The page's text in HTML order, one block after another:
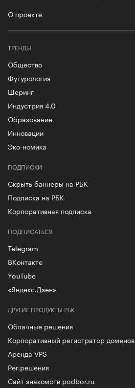
О проекте
ТРЕНДЫ
Общество
Футурология
Шеринг
Индустрия 4.0
Образование
Инновации
Эко-номика
ПОДПИСКИ
Скрыть баннеры на РБК
Подписка на РБК
Корпоративная подписка
ДРУГИЕ ПРОДУКТЫ РБК
Облачные решения
Корпоративный регистратор доменов
Аренда VPS
Рег.решения
Сайт знакомств podbor.ru
ПОДПИСАТЬСЯ
Telegram
ВКонтакте
YouTube
«Яндекс.Дзен»